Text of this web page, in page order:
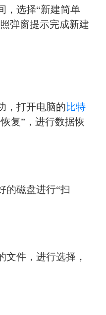
，选择“新建简单
弹窗提示完成新建
，打开电脑的比特
复”，进行数据恢
的磁盘进行“扫
文件，进行选择，